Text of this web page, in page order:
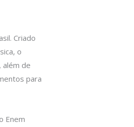
Criado
o
além de
para
Enem